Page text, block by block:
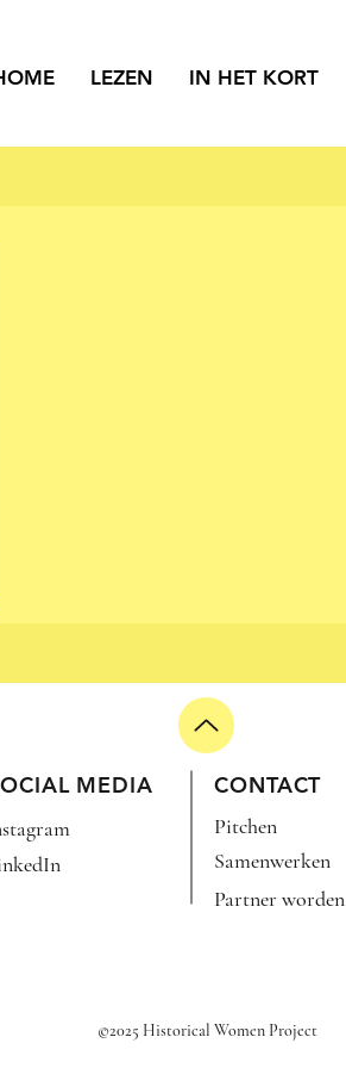
LEZEN IN HET KORT
MEDIA CONTACT
Pitchen
Samenwerken
Partner worden
©2025 Historical Women Project